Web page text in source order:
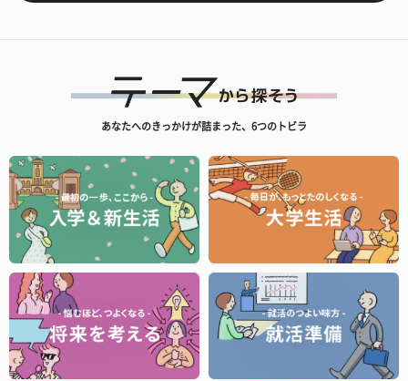
あなたへのきっかけが詰まった、6つのトビラ